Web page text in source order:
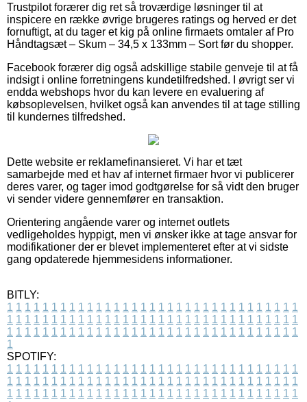
Trustpilot forærer dig ret så troværdige løsninger til at
inspicere en række øvrige brugeres ratings og herved er det
fornuftigt, at du tager et kig på online firmaets omtaler af Pro
Håndtagsæt – Skum – 34,5 x 133mm – Sort før du shopper.
Facebook forærer dig også adskillige stabile genveje til at få
indsigt i online forretningens kundetilfredshed. I øvrigt ser vi
endda webshops hvor du kan levere en evaluering af
købsoplevelsen, hvilket også kan anvendes til at tage stilling
til kundernes tilfredshed.
Dette website er reklamefinansieret. Vi har et tæt
samarbejde med et hav af internet firmaer hvor vi publicerer
deres varer, og tager imod godtgørelse for så vidt den bruger
vi sender videre gennemfører en transaktion.
Orientering angående varer og internet outlets
vedligeholdes hyppigt, men vi ønsker ikke at tage ansvar for
modifikationer der er blevet implementeret efter at vi sidste
gang opdaterede hjemmesidens informationer.
BITLY:
1 1 1 1 1 1 1 1 1 1 1 1 1 1 1 1 1 1 1 1 1 1 1 1 1 1 1 1 1 1 1 1 1
1 1 1 1 1 1 1 1 1 1 1 1 1 1 1 1 1 1 1 1 1 1 1 1 1 1 1 1 1 1 1 1 1
1 1 1 1 1 1 1 1 1 1 1 1 1 1 1 1 1 1 1 1 1 1 1 1 1 1 1 1 1 1 1 1 1
1
SPOTIFY:
1 1 1 1 1 1 1 1 1 1 1 1 1 1 1 1 1 1 1 1 1 1 1 1 1 1 1 1 1 1 1 1 1
1 1 1 1 1 1 1 1 1 1 1 1 1 1 1 1 1 1 1 1 1 1 1 1 1 1 1 1 1 1 1 1 1
1 1 1 1 1 1 1 1 1 1 1 1 1 1 1 1 1 1 1 1 1 1 1 1 1 1 1 1 1 1 1 1 1